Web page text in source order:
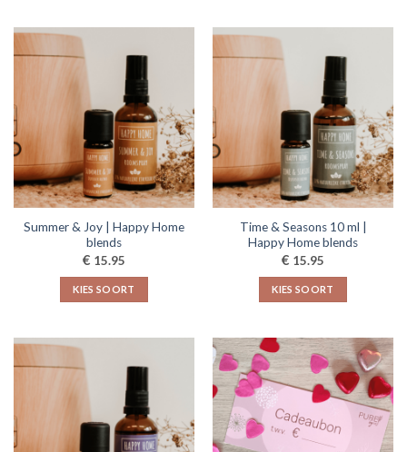
meerdere
variaties.
Deze
optie
kan
gekozen
worden
op
de
productpagina
meerdere
variaties.
Deze
optie
kan
gekozen
worden
op
de
productpagina
Summer & Joy | Happy Home
blends
€ 15.95
KIES SOORT
meerdere
variaties.
Deze
optie
kan
Time & Seasons 10 ml |
Happy Home blends
€ 15.95
KIES SOORT
heeft
meerdere
variaties.
Deze
optie
kan